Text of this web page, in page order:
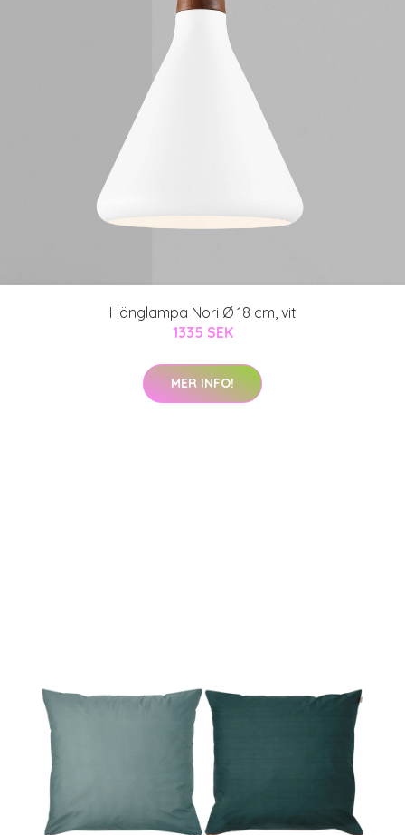
Hänglampa Nori Ø 18 cm, vit
1335 SEK
MER INFO!